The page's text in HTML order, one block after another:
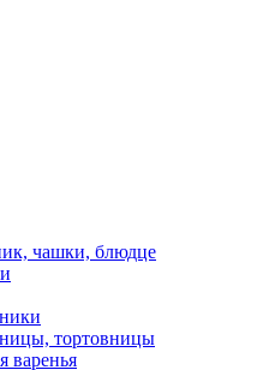
чашки, блюдце
тортовницы
варенья